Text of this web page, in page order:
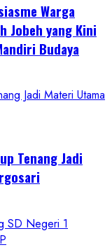
Warga
Jobeh yang Kini
Budaya
Jadi Materi Utama
Tenang Jadi
SD Negeri 1